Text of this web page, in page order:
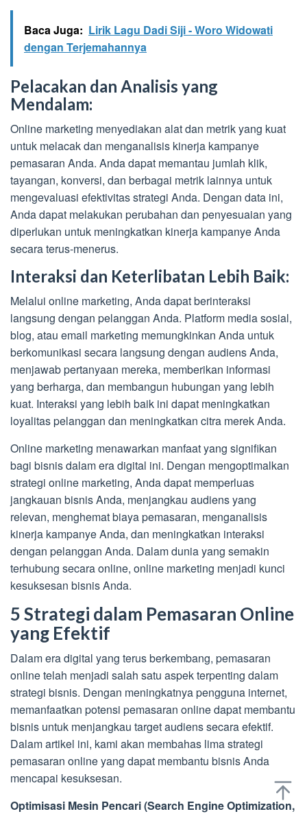
Baca Juga: Lirik Lagu Dadi Siji - Woro Widowati
dengan Terjemahannya
Pelacakan dan Analisis yang
Mendalam:
Online marketing menyediakan alat dan metrik yang kuat
untuk melacak dan menganalisis kinerja kampanye
pemasaran Anda. Anda dapat memantau jumlah klik,
tayangan, konversi, dan berbagai metrik lainnya untuk
mengevaluasi efektivitas strategi Anda. Dengan data ini,
Anda dapat melakukan perubahan dan penyesuaian yang
diperlukan untuk meningkatkan kinerja kampanye Anda
secara terus-menerus.
Interaksi dan Keterlibatan Lebih Baik:
Melalui online marketing, Anda dapat berinteraksi
langsung dengan pelanggan Anda. Platform media sosial,
blog, atau email marketing memungkinkan Anda untuk
berkomunikasi secara langsung dengan audiens Anda,
menjawab pertanyaan mereka, memberikan informasi
yang berharga, dan membangun hubungan yang lebih
kuat. Interaksi yang lebih baik ini dapat meningkatkan
loyalitas pelanggan dan meningkatkan citra merek Anda.
Online marketing menawarkan manfaat yang signifikan
bagi bisnis dalam era digital ini. Dengan mengoptimalkan
strategi online marketing, Anda dapat memperluas
jangkauan bisnis Anda, menjangkau audiens yang
relevan, menghemat biaya pemasaran, menganalisis
kinerja kampanye Anda, dan meningkatkan interaksi
dengan pelanggan Anda. Dalam dunia yang semakin
terhubung secara online, online marketing menjadi kunci
kesuksesan bisnis Anda.
5 Strategi dalam Pemasaran Online
yang Efektif
Dalam era digital yang terus berkembang, pemasaran
online telah menjadi salah satu aspek terpenting dalam
strategi bisnis. Dengan meningkatnya pengguna internet,
memanfaatkan potensi pemasaran online dapat membantu
bisnis untuk menjangkau target audiens secara efektif.
Dalam artikel ini, kami akan membahas lima strategi
pemasaran online yang dapat membantu bisnis Anda
mencapai kesuksesan.
Optimisasi Mesin Pencari (Search Engine Optimization,